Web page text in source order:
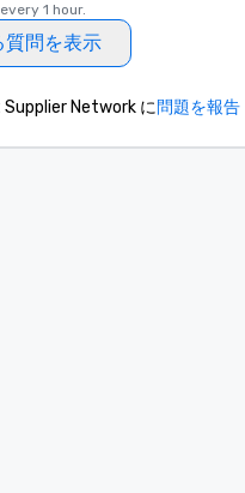
1 hour.
質問を表示
Network に問題を報告